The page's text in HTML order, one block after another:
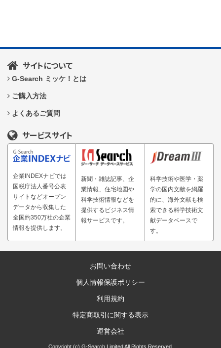
サイトについて
G-Search ミッケ！とは
ご購入方法
よくあるご質問
サービスサイト
企業INDEXナビでは
国税庁法人番号公表
サイトなどオープン
データから収集した
全国約350万社の企業
情報を提供します。
新聞・雑誌記事、企
業情報、住宅地図や
科学技術情報などを
提供するビジネス情
報サービスです。
科学技術や医学・薬
学の国内文献を網羅
的に、海外文献も検
索できる科学技術文
献データベースで
す。
お問い合わせ
個人情報保護ポリシー
利用規約
特定商取引に関する表示
運営会社
Copyright (c) G-Search Limited All Rights Reserved.